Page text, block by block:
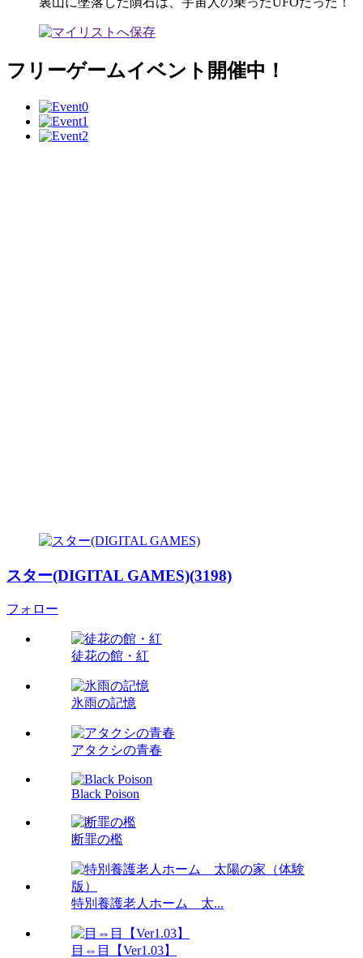
フリーゲームイベント開催中！
スター(DIGITAL GAMES)(3198)
フォロー
徒花の館・紅
氷雨の記憶
アタクシの青春
Black Poison
断罪の檻
特別養護老人ホーム 太...
目⇔目【Ver1.03】